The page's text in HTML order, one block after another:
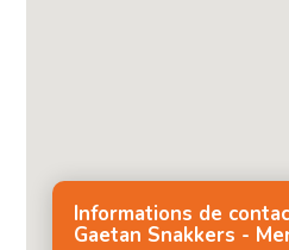
Informations de
Gaetan Snakkers -